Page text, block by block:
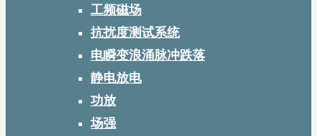
工频磁场
抗扰度测试系统
电瞬变浪涌脉冲跌落
静电放电
功放
场强